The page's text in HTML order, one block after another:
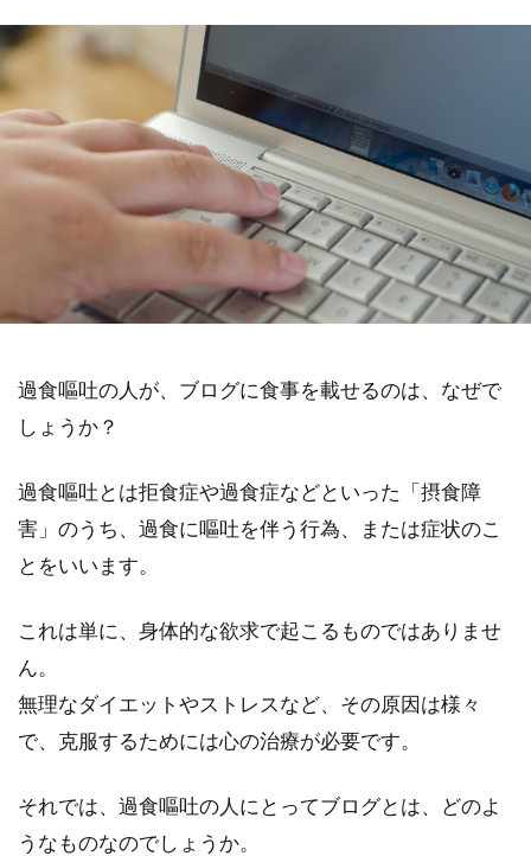
過食嘔吐の人が、ブログに食事を載せるのは、なぜで
しょうか？
過食嘔吐とは拒食症や過食症などといった「摂食障
害」のうち、過食に嘔吐を伴う行為、または症状のこ
とをいいます。
これは単に、身体的な欲求で起こるものではありませ
ん。
無理なダイエットやストレスなど、その原因は様々
で、克服するためには心の治療が必要です。
それでは、過食嘔吐の人にとってブログとは、どのよ
うなものなのでしょうか。